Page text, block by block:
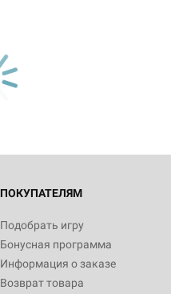
ПОКУПАТЕЛЯМ
Подобрать игру
Бонусная программа
Информация о заказе
Возврат товара